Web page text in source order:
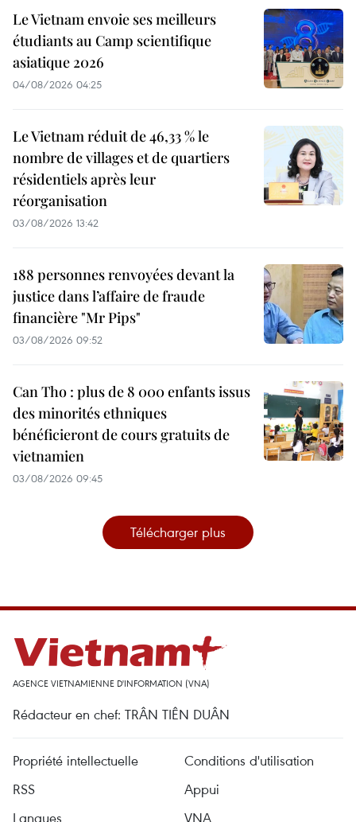
Le Vietnam envoie ses meilleurs
étudiants au Camp scientifique
asiatique 2026
04/08/2026 04:25
Le Vietnam réduit de 46,33 % le
nombre de villages et de quartiers
résidentiels après leur
réorganisation
03/08/2026 13:42
188 personnes renvoyées devant la
justice dans l’affaire de fraude
financière "Mr Pips"
03/08/2026 09:52
Can Tho : plus de 8 000 enfants issus
des minorités ethniques
bénéficieront de cours gratuits de
vietnamien
03/08/2026 09:45
Télécharger plus
AGENCE VIETNAMIENNE D'INFORMATION (VNA)
Rédacteur en chef: TRÂN TIÊN DUÂN
Propriété intellectuelle
Conditions d'utilisation
RSS
Appui
Langues
VNA